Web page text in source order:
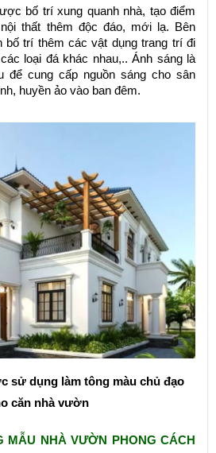
bố trí xung quanh nhà, tạo điểm
thất thêm độc đáo, mới lạ. Bên
bố trí thêm các vật dụng trang trí đi
loại đá khác nhau,.. Ánh sáng là
để cung cấp nguồn sáng cho sân
huyền ảo vào ban đêm.
sử dụng làm tông màu chủ đạo
căn nhà vườn
MẪU NHÀ VƯỜN PHONG CÁCH